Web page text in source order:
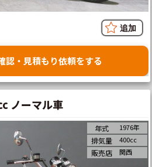
認・見積もり依頼をする
ノーマル車
年式 1976年
排気量 400cc
販売店 関西